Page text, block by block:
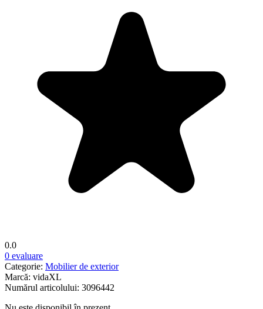
0.0
0 evaluare
Categorie: Mobilier de exterior
Marcă: vidaXL
Numărul articolului: 3096442